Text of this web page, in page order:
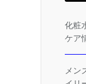
化粧
ケア
メン